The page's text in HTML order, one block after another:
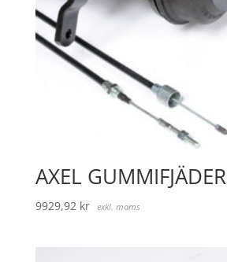
AXEL GUMMIFJÄDER
9929,92 kr exkl. moms